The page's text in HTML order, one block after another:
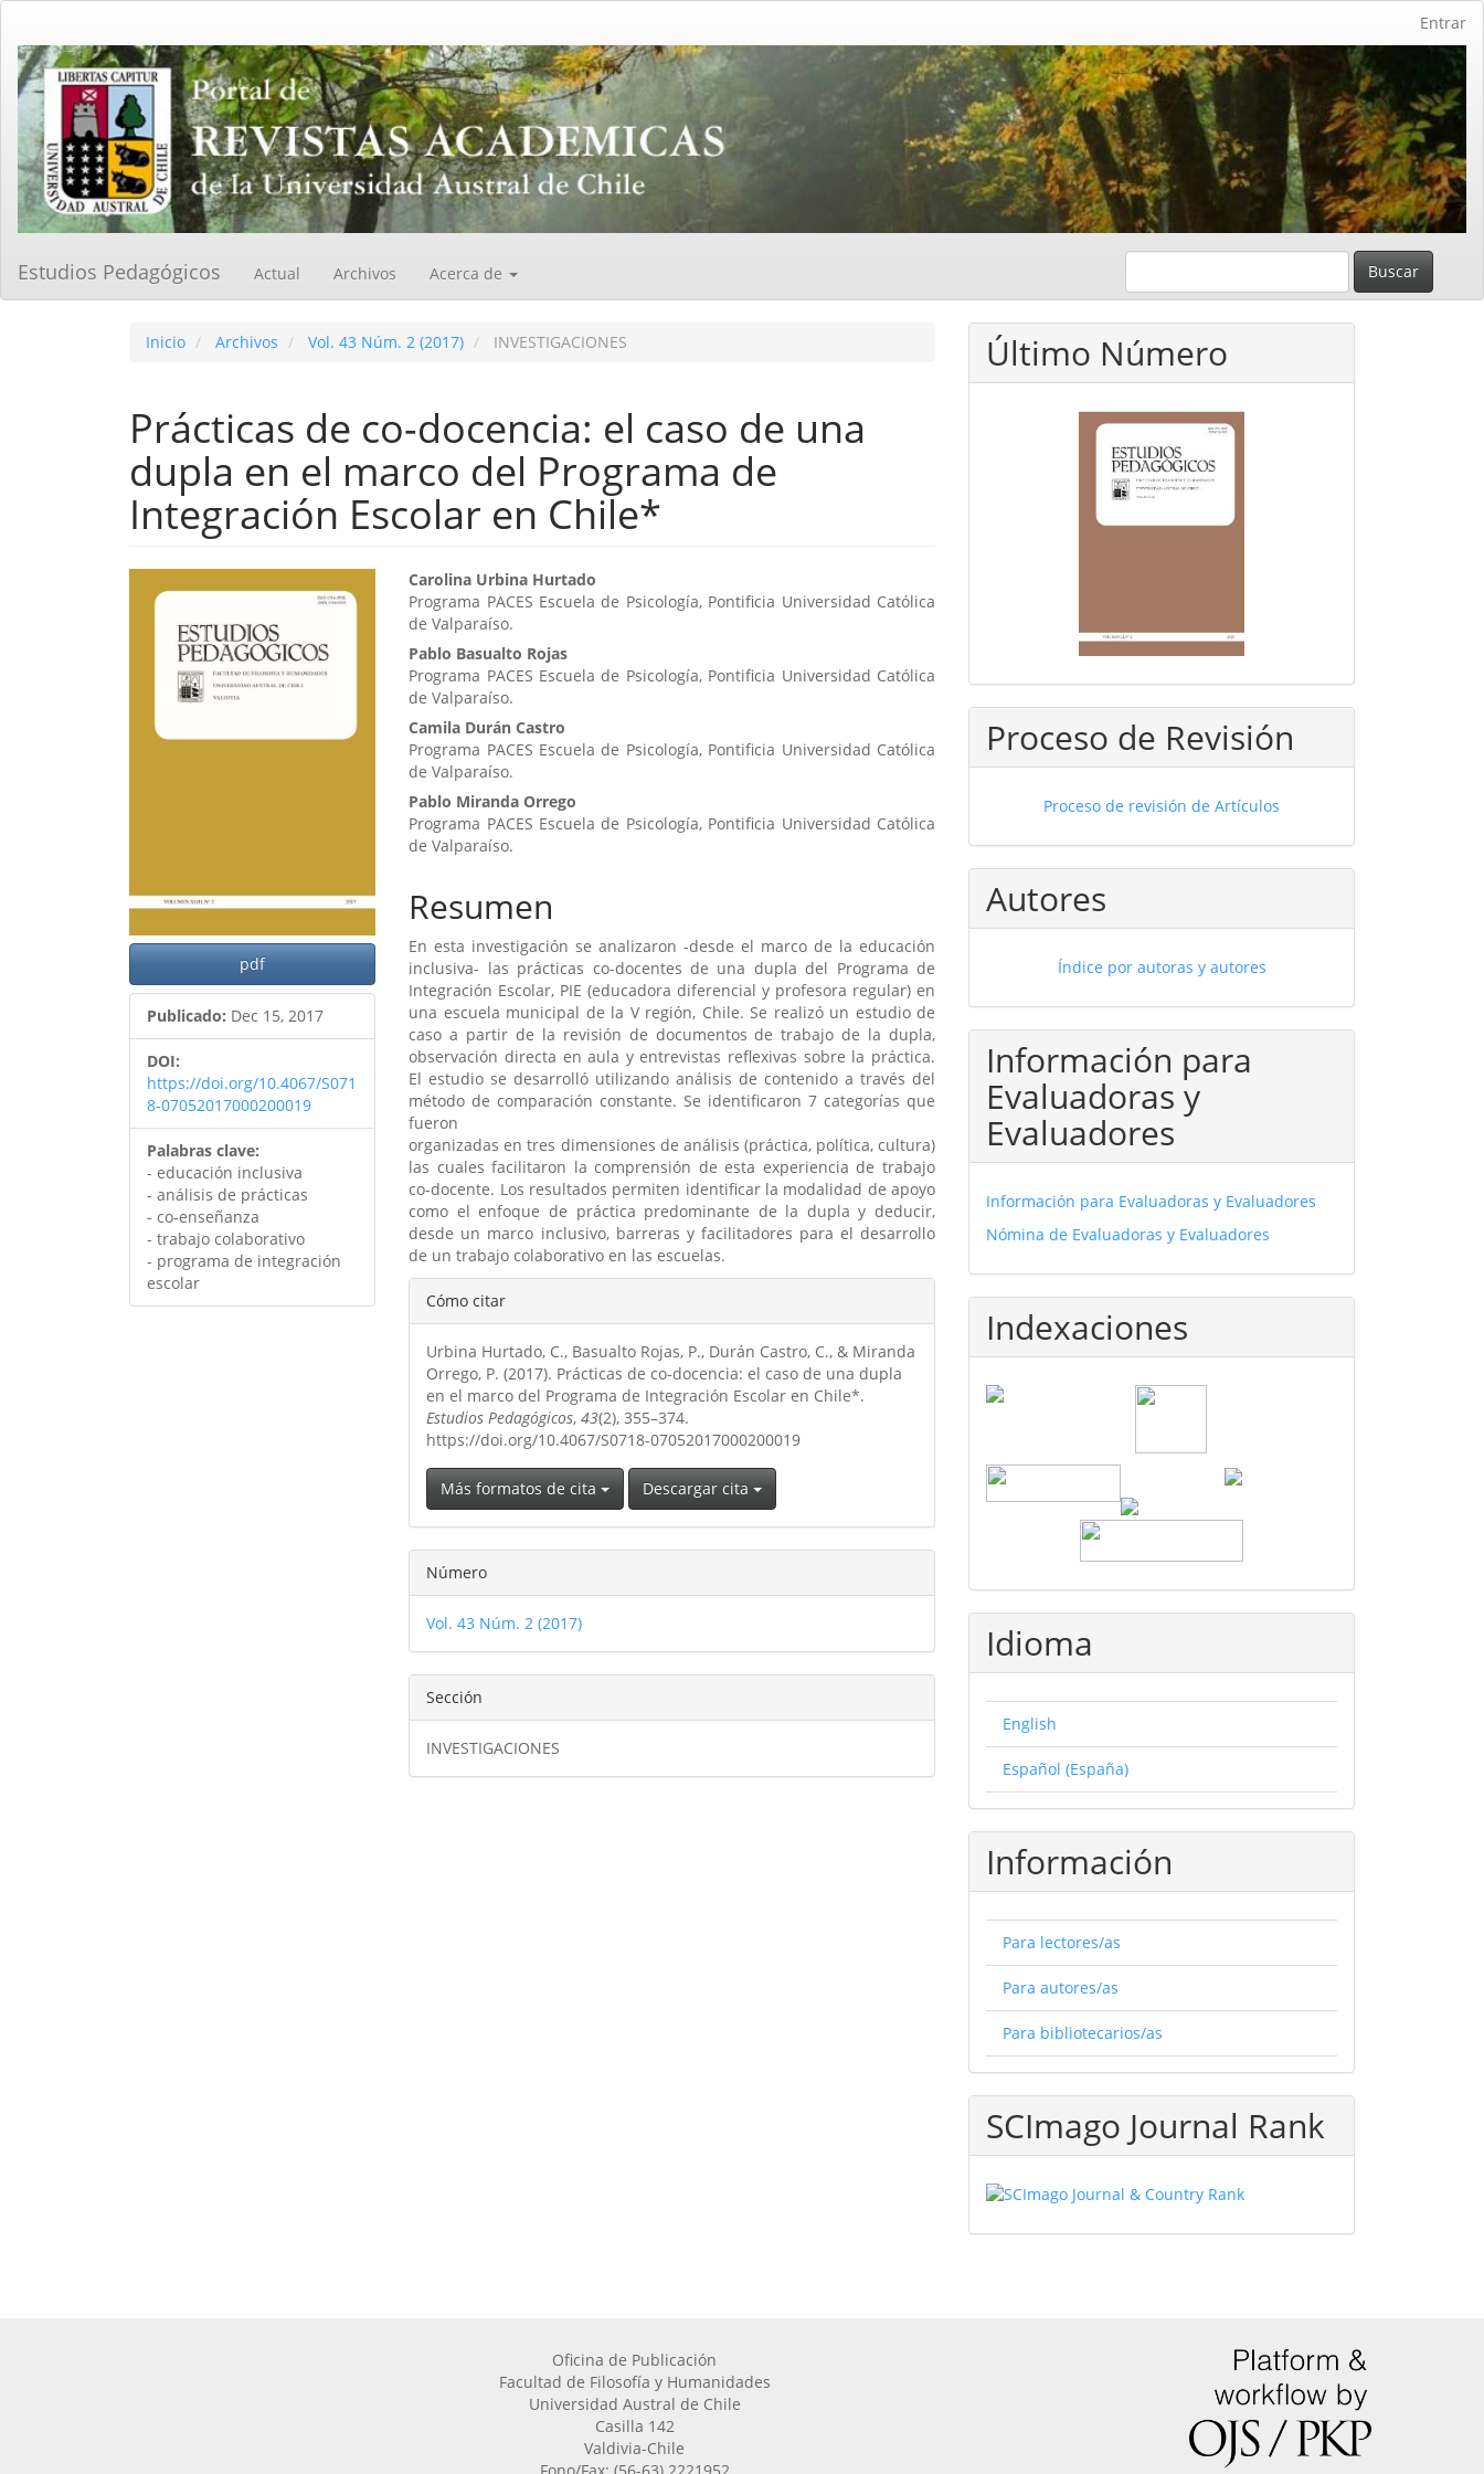
Contenido
principal
Barra
lateral
Entrar
Estudios Pedagógicos Actual Archivos Acerca de Buscar
Inicio Archivos Vol. 43 Núm. 2 (2017) INVESTIGACIONES
Prácticas de co-docencia: el caso de una
dupla en el marco del Programa de
Integración Escolar en Chile*
Barra
lateral
artículo
pdf
Publicado: Dec 15, 2017
DOI:
https://doi.org/10.4067/S071
8-07052017000200019
Palabras clave:
- educación inclusiva
- análisis de prácticas
- co-enseñanza
- trabajo colaborativo
- programa de integración
escolar
Contenido
principal
del
artículo
Carolina Urbina Hurtado
Programa PACES Escuela de Psicología, Pontificia Universidad Católica
de Valparaíso.
Pablo Basualto Rojas
Programa PACES Escuela de Psicología, Pontificia Universidad Católica
de Valparaíso.
Camila Durán Castro
Programa PACES Escuela de Psicología, Pontificia Universidad Católica
de Valparaíso.
Pablo Miranda Orrego
Programa PACES Escuela de Psicología, Pontificia Universidad Católica
de Valparaíso.
Resumen
En esta investigación se analizaron -desde el marco de la educación
inclusiva- las prácticas co-docentes de una dupla del Programa de
Integración Escolar, PIE (educadora diferencial y profesora regular) en
una escuela municipal de la V región, Chile. Se realizó un estudio de
caso a partir de la revisión de documentos de trabajo de la dupla,
observación directa en aula y entrevistas reflexivas sobre la práctica.
El estudio se desarrolló utilizando análisis de contenido a través del
método de comparación constante. Se identificaron 7 categorías que
fueron
organizadas en tres dimensiones de análisis (práctica, política, cultura)
las cuales facilitaron la comprensión de esta experiencia de trabajo
co-docente. Los resultados permiten identificar la modalidad de apoyo
como el enfoque de práctica predominante de la dupla y deducir,
desde un marco inclusivo, barreras y facilitadores para el desarrollo
de un trabajo colaborativo en las escuelas.
Detalles
del
artículo
Cómo citar
Urbina Hurtado, C., Basualto Rojas, P., Durán Castro, C., & Miranda
Orrego, P. (2017). Prácticas de co-docencia: el caso de una dupla
en el marco del Programa de Integración Escolar en Chile*.
Estudios Pedagógicos,43(2), 355–374.
https://doi.org/10.4067/S0718-07052017000200019
Más formatos de cita Descargar cita
Número
Vol. 43 Núm. 2 (2017)
Sección
INVESTIGACIONES
Último Número
Proceso de Revisión
Proceso de revisión de Artículos
Autores
Índice por autoras y autores
Información para
Evaluadoras y
Evaluadores
Información para Evaluadoras y Evaluadores
Nómina de Evaluadoras y Evaluadores
Indexaciones
Idioma
English
Español (España)
Información
Para lectores/as
Para autores/as
Para bibliotecarios/as
SCImago Journal Rank
Oficina de Publicación
Facultad de Filosofía y Humanidades
Universidad Austral de Chile
Casilla 142
Valdivia-Chile